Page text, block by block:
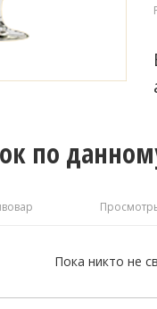
по
Пока никто не